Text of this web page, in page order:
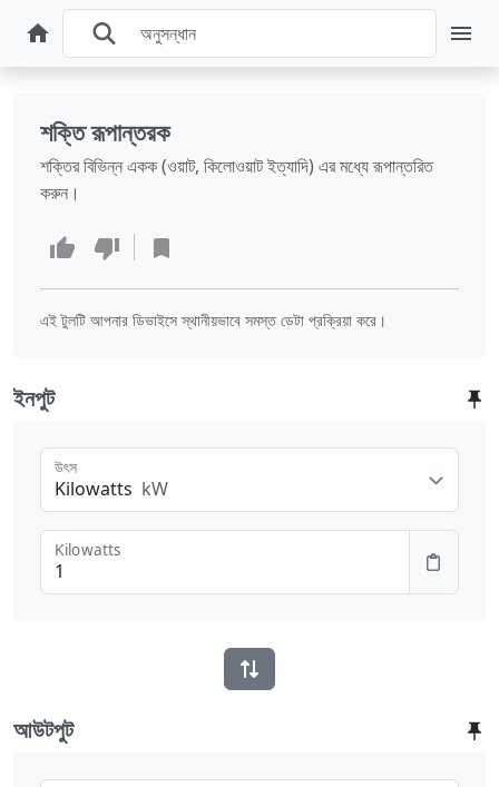
শক্তি রূপান্তরক
শক্তির বিভিন্ন একক (ওয়াট, কিলোওয়াট ইত্যাদি) এর মধ্যে রূপান্তরিত
করুন।
এই টুলটি আপনার ডিভাইসে স্থানীয়ভাবে সমস্ত ডেটা প্রক্রিয়া করে।
ইনপুট
Kilowatts kW
উৎস
Kilowatts
আউটপুট